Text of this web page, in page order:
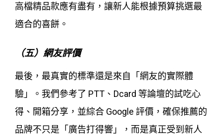
高檔精品款應有盡有，讓新人能根據預算挑選最
適合的喜餅。
（五）網友評價
最後，最真實的標準還是來自「網友的實際體
驗」。我們參考了 PTT、Dcard 等論壇的試吃心
得、開箱分享，並綜合 Google 評價，確保推薦的
品牌不只是「廣告打得響」，而是真正受到新人